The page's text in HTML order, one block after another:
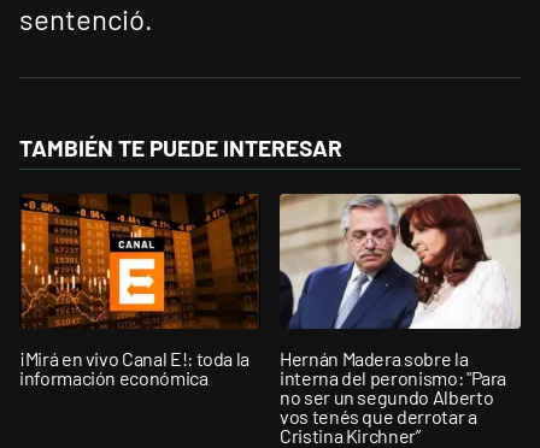
sentenció.
TAMBIÉN TE PUEDE INTERESAR
¡Mirá en vivo Canal E!: toda la
información económica
Hernán Madera sobre la
interna del peronismo: "Para
no ser un segundo Alberto
vos tenés que derrotar a
Cristina Kirchner”